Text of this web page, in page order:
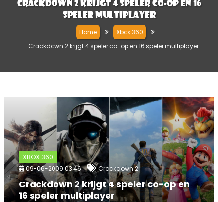
Crackdown 2 krijgt 4 speler co-op en 16
speler multiplayer
Home
Xbox 360
Crackdown 2 krijgt 4 speler co-op en 16 speler multiplayer
XBOX 360
09-06-2009 03:46 Crackdown 2
Crackdown 2 krijgt 4 speler co-op en
16 speler multiplayer